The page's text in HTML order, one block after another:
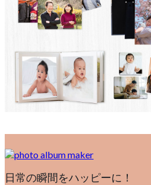
日常の瞬間をハッピーに！